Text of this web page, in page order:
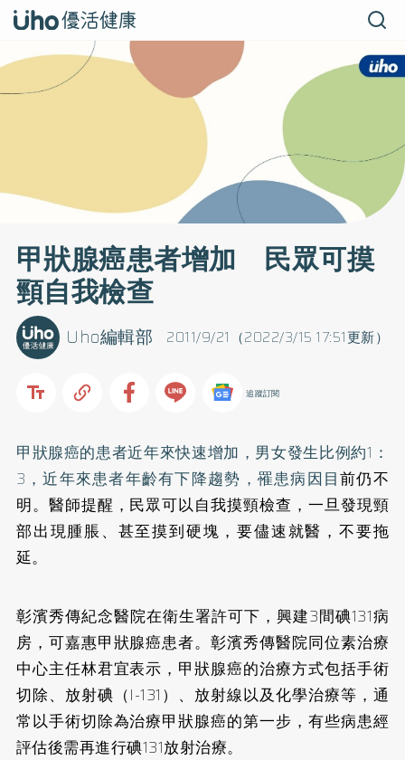
甲狀腺癌患者增加 民眾可摸
頸自我檢查
2011/9/21（2022/3/15 17:51更新）
Uho編輯部
追蹤訂閱
甲狀腺癌的患者近年來快速增加，男女發生比例約1：
3，近年來患者年齡有下降趨勢，罹患病因目前仍不
明。醫師提醒，民眾可以自我摸頸檢查，一旦發現頸
部出現腫脹、甚至摸到硬塊，要儘速就醫，不要拖
延。
彰濱秀傳紀念醫院在衛生署許可下，興建3間碘131病
房，可嘉惠甲狀腺癌患者。彰濱秀傳醫院同位素治療
中心主任林君宜表示，甲狀腺癌的治療方式包括手術
切除、放射碘（I-131）、放射線以及化學治療等，通
常以手術切除為治療甲狀腺癌的第一步，有些病患經
評估後需再進行碘131放射治療。